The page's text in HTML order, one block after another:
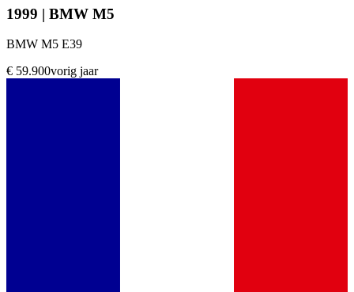
1999 | BMW M5
BMW M5 E39
€ 59.900vorig jaar